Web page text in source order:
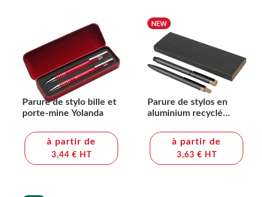
Parure de stylo bille et
porte-mine Yolanda
à partir de
3,44 € HT
Parure de stylos en
aluminium recyclé
à partir de
3,63 € HT